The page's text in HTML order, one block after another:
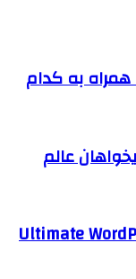
همراه به کدام
عالم
Ultimate